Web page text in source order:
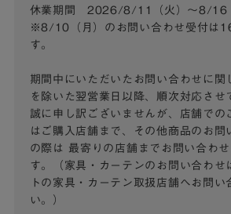
休業期間 2026/8/11（火）～8/16
※8/10（月）のお問い合わせ受付は
す。
期間中にいただいたお問い合わせに関
を除いた翌営業日以降、順次対応させ
誠に申し訳ございませんが、店舗での
はご購入店舗まで、その他商品のお問
の際は
最寄りの店舗までお問い合わ
す。（家具・カーテンのお問い合わせ
トの家具・カーテン取扱店舗へお問い
い。）